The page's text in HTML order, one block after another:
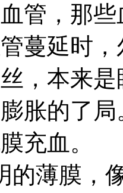
管，那
蔓延时
，本来
胀的了
膜充血。
的薄膜，